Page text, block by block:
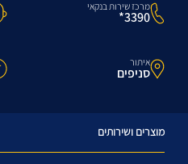
מרכז שירות בנקאי
3390*
איתור
סניפים
מוצרים ושירותים